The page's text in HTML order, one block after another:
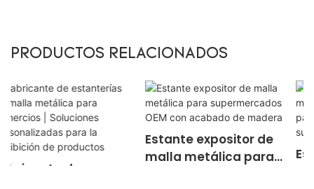
PRODUCTOS RELACIONADOS
Estante expositor de
malla metálica para
Estantería tipo